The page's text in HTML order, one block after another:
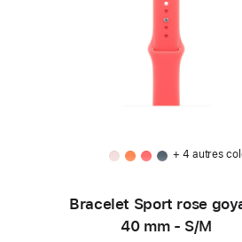
+ 4 autres
Bracelet Sport rose
40 mm - S/M